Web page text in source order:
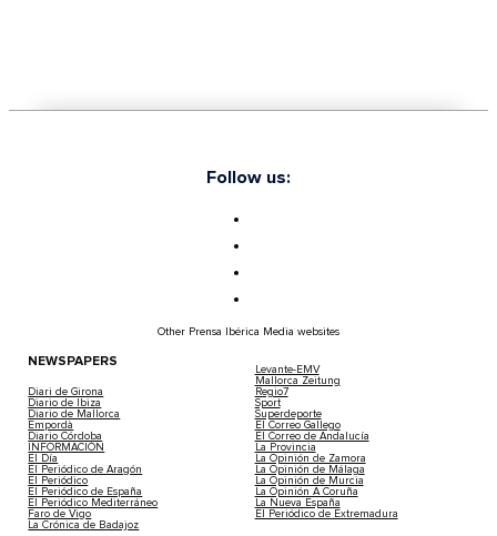
Follow us:
Other Prensa Ibérica Media websites
NEWSPAPERS
Diari de Girona
Diario de Ibiza
Diario de Mallorca
Empordà
Diario Córdoba
INFORMACIÓN
El Día
El Periódico de Aragón
El Periódico
El Periódico de España
El Periódico Mediterráneo
Faro de Vigo
La Crónica de Badajoz
Levante-EMV
Mallorca Zeitung
Regio7
Sport
Superdeporte
El Correo Gallego
El Correo de Andalucía
La Provincia
La Opinión de Zamora
La Opinión de Málaga
La Opinión de Murcia
La Opinión A Coruña
La Nueva España
El Periódico de Extremadura